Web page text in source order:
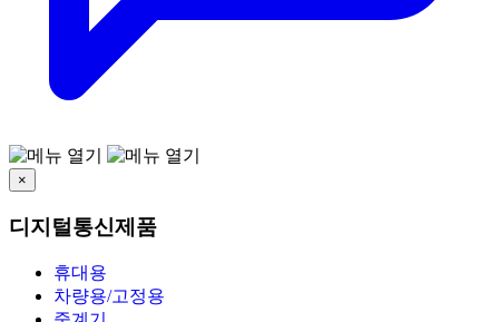
×
디지털통신제품
휴대용
차량용/고정용